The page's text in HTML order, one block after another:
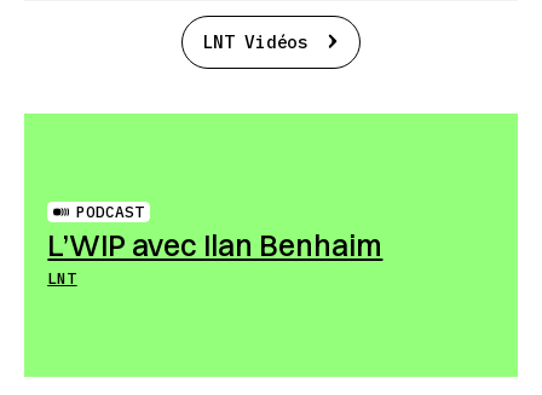
LNT Vidéos
PODCAST
L’WIP avec Ilan Benhaim
LNT